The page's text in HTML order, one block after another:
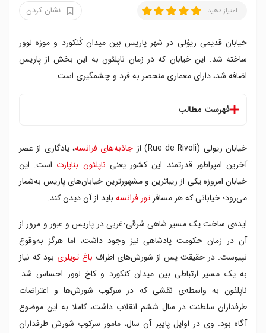
امتیاز دهید نشان کردن
خیابان قدیمی ریوُلی در شهر پاریس بین میدان کًنکورد و موزه لوور
ساخته شد. این خیابان که در زمان ناپلئون به این بخش از پاریس
اضافه شد، دارای معماری منحصر به فرد و چشمگیری است.
فهرست مطالب
معماری ویژه
گذار از عصر امپراطور به روزگار معاصر
خیابان ریولی (Rue de Rivoli) از جاذبه‌های فرانسه، یادگاری از عصر
آخرین امپراطور قدرتمند این کشور یعنی ناپلئون بناپارت است. این
خیابان امروزه یکی از زیباترین و مشهورترین خیابان‌های پاریس به‌شمار
می‌رود؛ خیابانی که هر مسافر تور فرانسه باید از آن دیدن کند.
ایده‌ی ساخت یک مسیر شاهی شرقی-غربی در پاریس و عبور و مرور از
آن در زمان حکومت پادشاهی نیز وجود داشت، اما هرگز به‌وقوع
نپیوست. در حقیقت پس از شورش‌های اطراف باغ تویلری بود که نیاز
به یک مسیر ارتباطی بین میدان کنکورد و کاخ لوور احساس شد.
ناپلئون به واسطه‌ی نقشی که در سرکوب شورش‌ها و اعتراضات
طرفداران سلطنت در سال ششم انقلاب داشت، کاملا به این موضوع
آگاه بود. وی در اوایل پاییز آن سال، مامور سرکوب شورش طرفداران